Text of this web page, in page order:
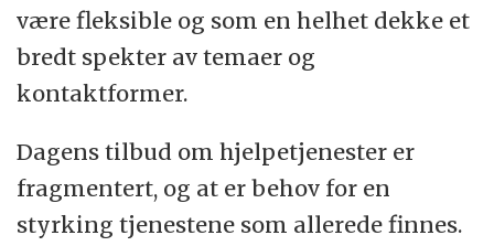
være fleksible og som en helhet dekke et
bredt spekter av temaer og
kontaktformer.
Dagens tilbud om hjelpetjenester er
fragmentert, og at er behov for en
styrking tjenestene som allerede finnes.